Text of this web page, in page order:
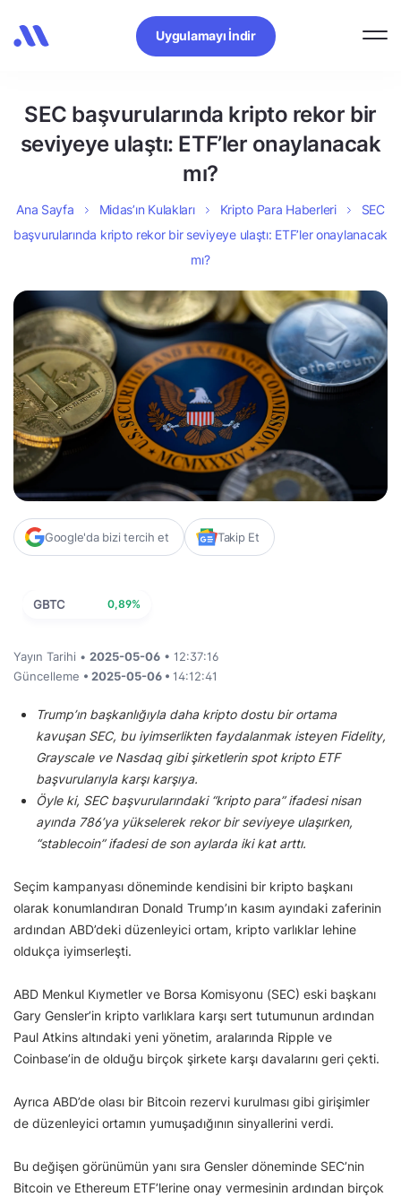
Uygulamayı İndir
SEC başvurularında kripto rekor bir
seviyeye ulaştı: ETF’ler onaylanacak
mı?
Ana Sayfa Midas’ın Kulakları Kripto Para Haberleri
SEC
başvurularında kripto rekor bir seviyeye ulaştı: ETF’ler onaylanacak
mı?
Google'da bizi tercih et Takip Et
GBTC 0,89%
Yayın Tarihi • 2025-05-06 • 12:37:16
Güncelleme • 2025-05-06 • 14:12:41
Trump’ın başkanlığıyla daha kripto dostu bir ortama
kavuşan SEC, bu iyimserlikten faydalanmak isteyen Fidelity,
Grayscale ve Nasdaq gibi şirketlerin spot kripto ETF
başvurularıyla karşı karşıya.
Öyle ki, SEC başvurularındaki “kripto para” ifadesi nisan
ayında 786’ya yükselerek rekor bir seviyeye ulaşırken,
“stablecoin” ifadesi de son aylarda iki kat arttı.
Seçim kampanyası döneminde kendisini bir kripto başkanı
olarak konumlandıran Donald Trump’ın kasım ayındaki zaferinin
ardından ABD’deki düzenleyici ortam, kripto varlıklar lehine
oldukça iyimserleşti.
ABD Menkul Kıymetler ve Borsa Komisyonu (SEC) eski başkanı
Gary Gensler’in kripto varlıklara karşı sert tutumunun ardından
Paul Atkins altındaki yeni yönetim, aralarında Ripple ve
Coinbase’in de olduğu birçok şirkete karşı davalarını geri çekti.
Ayrıca ABD’de olası bir Bitcoin rezervi kurulması gibi girişimler
de düzenleyici ortamın yumuşadığının sinyallerini verdi.
Bu değişen görünümün yanı sıra Gensler döneminde SEC’nin
Bitcoin ve Ethereum ETF’lerine onay vermesinin ardından birçok